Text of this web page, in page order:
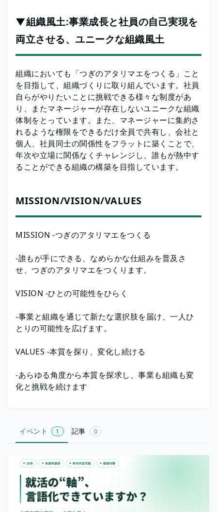
▼組織風土:事業成長と社員の自己実現を
両立させる、ユニークな組織風土
組織においても「つぎのアタリマエをつくる」こと
を目指して、組織づくりに取り組んでいます。社員
自らがやりたいことに挑戦できる様々な制度があ
り、またマネージャーが存在しないユニークな組織
体制をとっています。また、マネージャーに集約さ
れるような権限をできるだけ全員で共有し、会社と
個人、社員同士の関係性をフラットに築くことで、
年次や立場に関係なくチャレンジし、誰もが熱中す
ることができる組織の構築を目指しています。
MISSION/VISION/VALUES
MISSION -つぎのアタリマエをつくる
-誰もが手にできる、なめらかな仕組みを普及さ
せ、つぎのアタリマエをつくります。
VISION -ひとの可能性をひらく
-事業と組織を通じて新たな選択肢を届け、一人ひ
とりの可能性を広げます。
VALUES -本質を探り、変化し続ける
-あらゆる角度から本質を探求し、事業も組織も変
化と挑戦を続けます
イベント 1 記事 0